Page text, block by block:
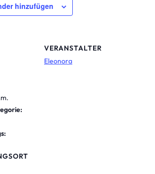
hinzufügen
VERANSTALTER
Eleonora